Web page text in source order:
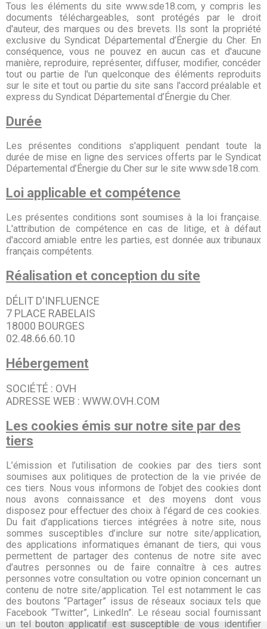
Tous les éléments du site www.sde18.com, y compris les
documents téléchargeables, sont protégés par le droit
d'auteur, des marques ou des brevets. Ils sont la propriété
exclusive du Syndicat Départemental d’Énergie du Cher. En
conséquence, vous ne pouvez en aucun cas et d'aucune
manière, reproduire, représenter, diffuser, modifier, concéder
tout ou partie de l'un quelconque des éléments reproduits
sur le site et tout ou partie du site sans l'accord préalable et
express du Syndicat Départemental d’Énergie du Cher.
Durée
Les présentes conditions s'appliquent pendant toute la
durée de mise en ligne des services offerts par le Syndicat
Départemental d’Énergie du Cher sur le site www.sde18.com.
Loi applicable et compétence
Les présentes conditions sont soumises à la loi française.
L'attribution de compétence en cas de litige, et à défaut
d'accord amiable entre les parties, est donnée aux tribunaux
français compétents.
Réalisation et conception du site
DÉLIT D'INFLUENCE
7 PLACE RABELAIS
18000 BOURGES
02.48.66.60.10
Hébergement
SOCIÉTÉ : OVH
ADRESSE WEB : WWW.OVH.COM
Les cookies émis sur notre site par des
tiers
L’émission et l’utilisation de cookies par des tiers sont
soumises aux politiques de protection de la vie privée de
ces tiers. Nous vous informons de l’objet des cookies dont
nous avons connaissance et des moyens dont vous
disposez pour effectuer des choix à l’égard de ces cookies.
Du fait d’applications tierces intégrées à notre site, nous
sommes susceptibles d’inclure sur notre site/application,
des applications informatiques émanant de tiers, qui vous
permettent de partager des contenus de notre site avec
d’autres personnes ou de faire connaître à ces autres
personnes votre consultation ou votre opinion concernant un
contenu de notre site/application. Tel est notamment le cas
des boutons “Partager” issus de réseaux sociaux tels que
Facebook “Twitter”, LinkedIn”. Le réseau social fournissant
un tel bouton applicatif est susceptible de vous identifier